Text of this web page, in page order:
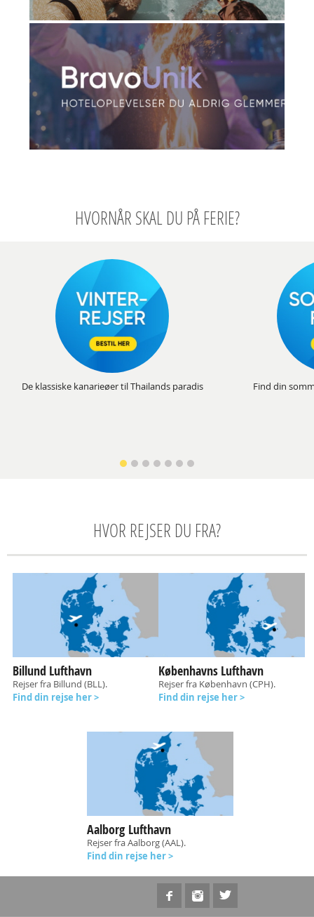
HVORNÅR SKAL DU PÅ FERIE?
De klassiske kanarieøer til Thailands paradis Find din
HVOR REJSER DU FRA?
Billund Lufthavn
Rejser fra Billund (BLL).
Find din rejse her >
Københavns Lufthavn
Rejser fra København (CPH).
Find din rejse her >
Aalborg Lufthavn
Rejser fra Aalborg (AAL).
Find din rejse her >